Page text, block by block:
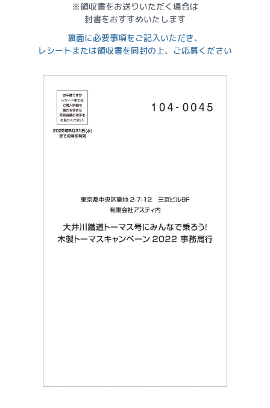
※領収書をお送りいただく場合は
封書をおすすめいたします
裏面に必要事項をご記入いただき、
レシートまたは領収書を同封の上、 ご応募ください